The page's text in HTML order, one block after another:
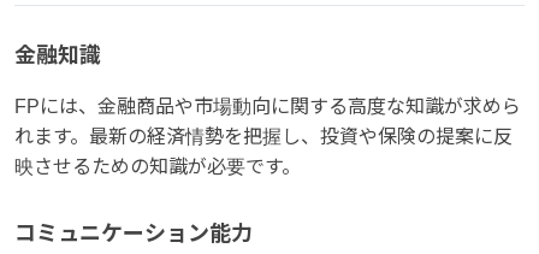
金融知識
FPには、金融商品や市場動向に関する高度な知識が求めら
れます。最新の経済情勢を把握し、投資や保険の提案に反
映させるための知識が必要です。
コミュニケーション能力